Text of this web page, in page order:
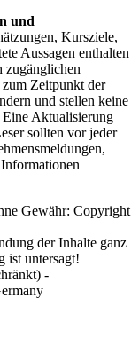
und
Kursziele,
Aussagen enthalten
zugänglichen
Zeitpunkt der
und stellen keine
Aktualisierung
sollten vor jeder
Gewähr: Copyright
der Inhalte ganz
ist untersagt!
-